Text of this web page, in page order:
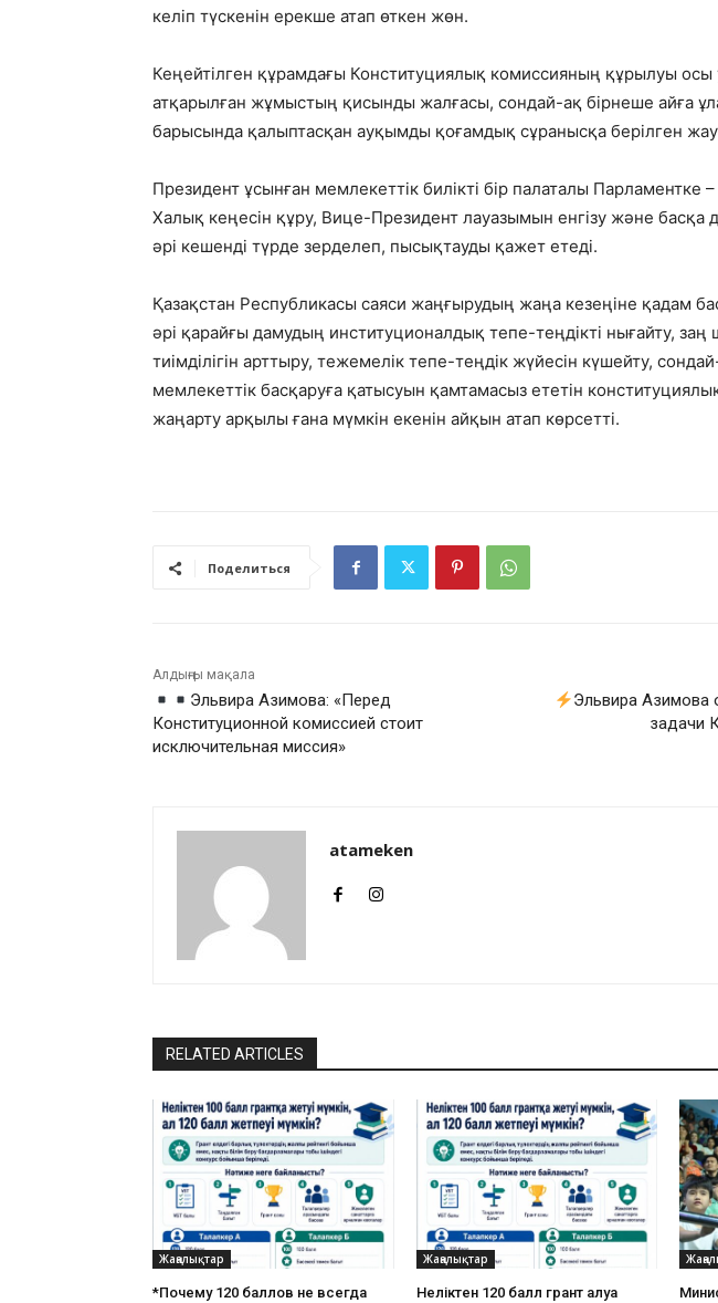
келіп түскенін ерекше атап өткен жөн.
Кеңейтілген құрамдағы Конституциялық комиссияның құрылуы осы
атқарылған жұмыстың қисынды жалғасы, сондай-ақ бірнеше айға
барысында қалыптасқан ауқымды қоғамдық сұранысқа берілген
Президент ұсынған мемлекеттік билікті бір палаталы Парламентке –
Халық кеңесін құру, Вице-Президент лауазымын енгізу және
әрі кешенді түрде зерделеп, пысықтауды қажет етеді.
Қазақстан Республикасы саяси жаңғырудың жаңа кезеңіне қадам
әрі қарайғы дамудың институционалдық тепе-теңдікті нығайту, заң
тиімділігін арттыру, тежемелік тепе-теңдік жүйесін күшейту,
мемлекеттік басқаруға қатысуын қамтамасыз ететін
жаңарту арқылы ғана мүмкін екенін айқын атап көрсетті.
Поделиться
Алдыңғы мақала
Эльвира Азимова: «Перед
Конституционной комиссией стоит
исключительная миссия»
Эльвира Азимова
задачи
atameken
RELATED ARTICLES
Жаңалықтар
*Почему 120 баллов не всегда
Жаңалықтар
Неліктен 120 балл грант алуға